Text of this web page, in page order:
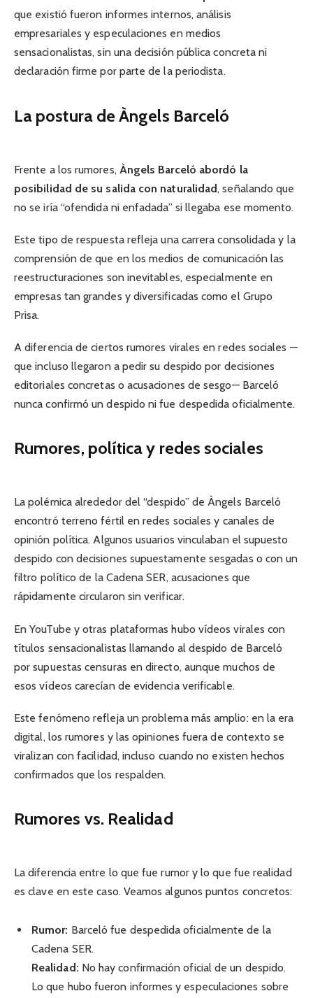
que existió fueron informes internos, análisis
empresariales y especulaciones en medios
sensacionalistas, sin una decisión pública concreta ni
declaración firme por parte de la periodista.
La postura de Àngels Barceló
Frente a los rumores, Àngels Barceló abordó la
posibilidad de su salida con naturalidad, señalando que
no se iría “ofendida ni enfadada” si llegaba ese momento.
Este tipo de respuesta refleja una carrera consolidada y la
comprensión de que en los medios de comunicación las
reestructuraciones son inevitables, especialmente en
empresas tan grandes y diversificadas como el Grupo
Prisa.
A diferencia de ciertos rumores virales en redes sociales —
que incluso llegaron a pedir su despido por decisiones
editoriales concretas o acusaciones de sesgo— Barceló
nunca confirmó un despido ni fue despedida oficialmente.
Rumores, política y redes sociales
La polémica alrededor del “despido” de Àngels Barceló
encontró terreno fértil en redes sociales y canales de
opinión política. Algunos usuarios vinculaban el supuesto
despido con decisiones supuestamente sesgadas o con un
filtro político de la Cadena SER, acusaciones que
rápidamente circularon sin verificar.
En YouTube y otras plataformas hubo vídeos virales con
títulos sensacionalistas llamando al despido de Barceló
por supuestas censuras en directo, aunque muchos de
esos vídeos carecían de evidencia verificable.
Este fenómeno refleja un problema más amplio: en la era
digital, los rumores y las opiniones fuera de contexto se
viralizan con facilidad, incluso cuando no existen hechos
confirmados que los respalden.
Rumores vs. Realidad
La diferencia entre lo que fue rumor y lo que fue realidad
es clave en este caso. Veamos algunos puntos concretos:
Rumor: Barceló fue despedida oficialmente de la
Cadena SER.
Realidad: No hay confirmación oficial de un despido.
Lo que hubo fueron informes y especulaciones sobre